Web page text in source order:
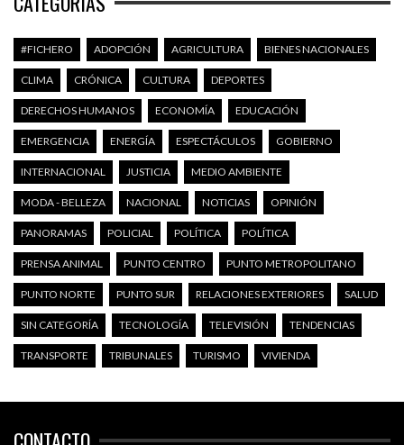
#FICHERO ADOPCIÓN AGRICULTURA BIENES NACIONALES
CLIMA CRÓNICA CULTURA DEPORTES
DERECHOS HUMANOS ECONOMÍA EDUCACIÓN
EMERGENCIA ENERGÍA ESPECTÁCULOS GOBIERNO
INTERNACIONAL JUSTICIA MEDIO AMBIENTE
MODA - BELLEZA NACIONAL NOTICIAS OPINIÓN
PANORAMAS POLICIAL POLÍTICA POLÍTICA
PRENSA ANIMAL PUNTO CENTRO PUNTO METROPOLITANO
PUNTO NORTE PUNTO SUR RELACIONES EXTERIORES SALUD
SIN CATEGORÍA TECNOLOGÍA TELEVISIÓN TENDENCIAS
TRANSPORTE TRIBUNALES TURISMO VIVIENDA